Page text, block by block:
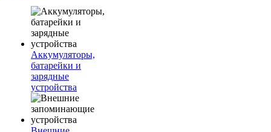
Аккумуляторы,
батарейки и
зарядные
устройства